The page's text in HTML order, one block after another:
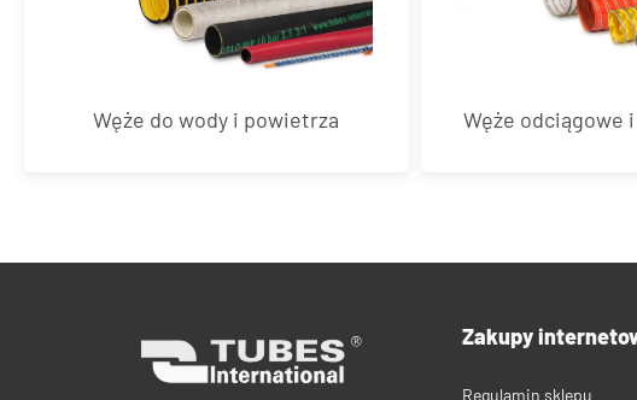
Węże do wody i powietrza Węże odciągowe
Zakupy
Regulamin sklepu